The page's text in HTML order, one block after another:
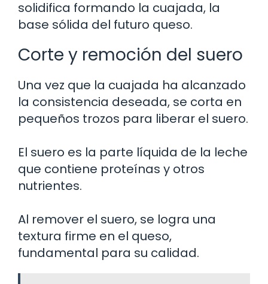
solidifica formando la cuajada, la
base sólida del futuro queso.
Corte y remoción del suero
Una vez que la cuajada ha alcanzado
la consistencia deseada, se corta en
pequeños trozos para liberar el suero.
El suero es la parte líquida de la leche
que contiene proteínas y otros
nutrientes.
Al remover el suero, se logra una
textura firme en el queso,
fundamental para su calidad.